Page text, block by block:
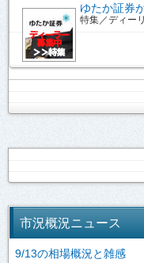
ゆたか証券
特集／ディー
市況概況ニュース
9/13の相場概況と雑感